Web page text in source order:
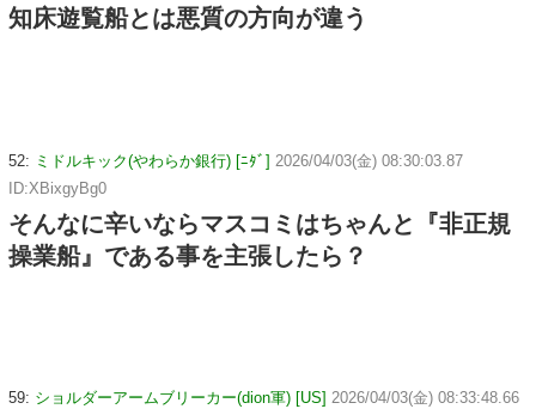
知床遊覧船とは悪質の方向が違う
52: ミドルキック(やわらか銀行) [ﾆﾀﾞ] 2026/04/03(金) 08:30:03.87
ID:XBixgyBg0
そんなに辛いならマスコミはちゃんと『非正規
操業船』である事を主張したら？
59: ショルダーアームブリーカー(dion軍) [US] 2026/04/03(金) 08:33:48.66